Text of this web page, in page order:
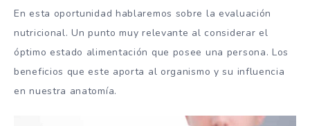
En esta oportunidad hablaremos sobre la evaluación
nutricional. Un punto muy relevante al considerar el
óptimo estado alimentación que posee una persona. Los
beneficios que este aporta al organismo y su influencia
en nuestra anatomía.